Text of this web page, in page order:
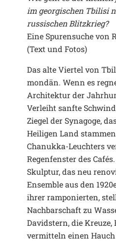
im georgischen Tbilisi
russischen Blitzkrieg?
Eine Spurensuche von
(Text und Fotos)
Das alte Viertel von
mondän. Wenn es
Architektur der
Verleiht sanfte
Ziegel der Synagoge,
Heiligen Land
Chanukka-Leuchters
Regenfenster des
Skulptur, das neu
Ensemble aus den
ihrer ramponierten,
Nachbarschaft zu
Davidstern, die Kreuze,
vermitteln einen